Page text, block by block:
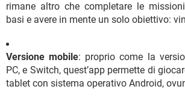
rimane altro che completare le
basi e avere in mente un solo obiettivo:
Versione mobile: proprio come la
PC, e Switch, quest’app permette di
tablet con sistema operativo Android,